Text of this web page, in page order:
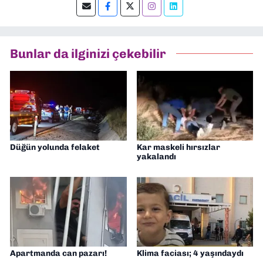
editörlük yapıyorum.
Bunlar da ilginizi çekebilir
Düğün yolunda felaket
Kar maskeli hırsızlar
yakalandı
Apartmanda can pazarı! Klima faciası; 4 yaşındaydı